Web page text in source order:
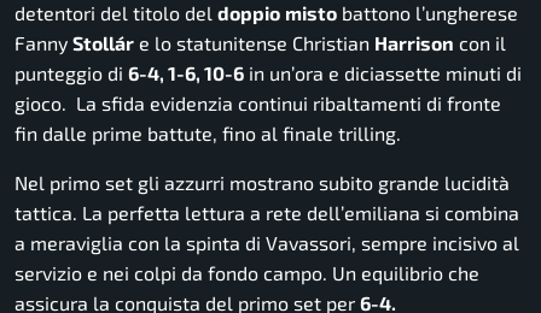
detentori del titolo del doppio misto battono l’ungherese
Fanny Stollár e lo statunitense Christian Harrison con il
punteggio di 6-4, 1-6, 10-6 in un’ora e diciassette minuti di
gioco. La sfida evidenzia continui ribaltamenti di fronte
fin dalle prime battute, fino al finale trilling.
Nel primo set gli azzurri mostrano subito grande lucidità
tattica. La perfetta lettura a rete dell’emiliana si combina
a meraviglia con la spinta di Vavassori, sempre incisivo al
servizio e nei colpi da fondo campo. Un equilibrio che
assicura la conquista del primo set per 6-4.